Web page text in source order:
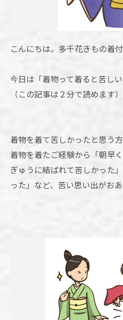
こんにちは。多千花きもの着
今日は「着物って着ると苦し
（この記事は２分で読めます）
着物を着て苦しかったと思う
着物を着たご経験から「朝早
ぎゅうに結ばれて苦しかった
った」など、苦い思い出がおあ